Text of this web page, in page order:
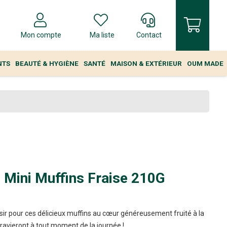
Mon compte Ma liste Contact
BEAUTÉ & HYGIÈNE SANTÉ MAISON & EXTÉRIEUR OUM MADE
Mini Muffins Fraise 210G
pour ces délicieux muffins au cœur généreusement fruité à la
à tout moment de la journée !